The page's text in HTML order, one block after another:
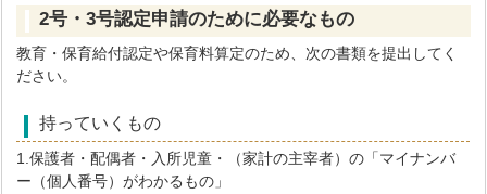
2号・3号認定申請のために必要なもの
教育・保育給付認定や保育料算定のため、次の書類を提出してく
ださい。
持っていくもの
1.保護者・配偶者・入所児童・（家計の主宰者）の「マイナンバ
ー（個人番号）がわかるもの」